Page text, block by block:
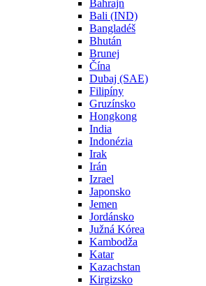
Bahrajn
Bali (IND)
Bangladéš
Bhután
Brunej
Čína
Dubaj (SAE)
Filipíny
Gruzínsko
Hongkong
India
Indonézia
Irak
Irán
Izrael
Japonsko
Jemen
Jordánsko
Južná Kórea
Kambodža
Katar
Kazachstan
Kirgizsko